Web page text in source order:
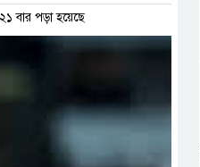
বার পড়া হয়েছে